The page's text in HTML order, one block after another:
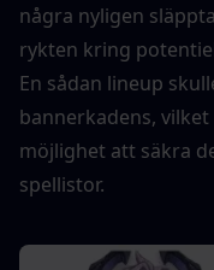
några nyligen
rykten kring
En sådan lineup
bannerkadens,
möjlighet att säkra
spellistor.